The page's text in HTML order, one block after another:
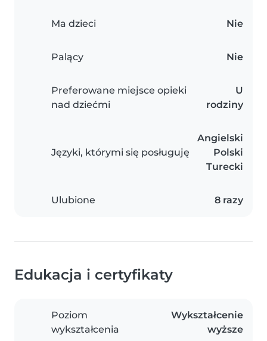
Ma dzieci Nie
Palący Nie
Preferowane miejsce opieki
nad dziećmi
U
rodziny
Języki, którymi się posługuję
Angielski
Polski
Turecki
Ulubione 8 razy
Edukacja i certyfikaty
Poziom
wykształcenia
Wykształcenie
wyższe